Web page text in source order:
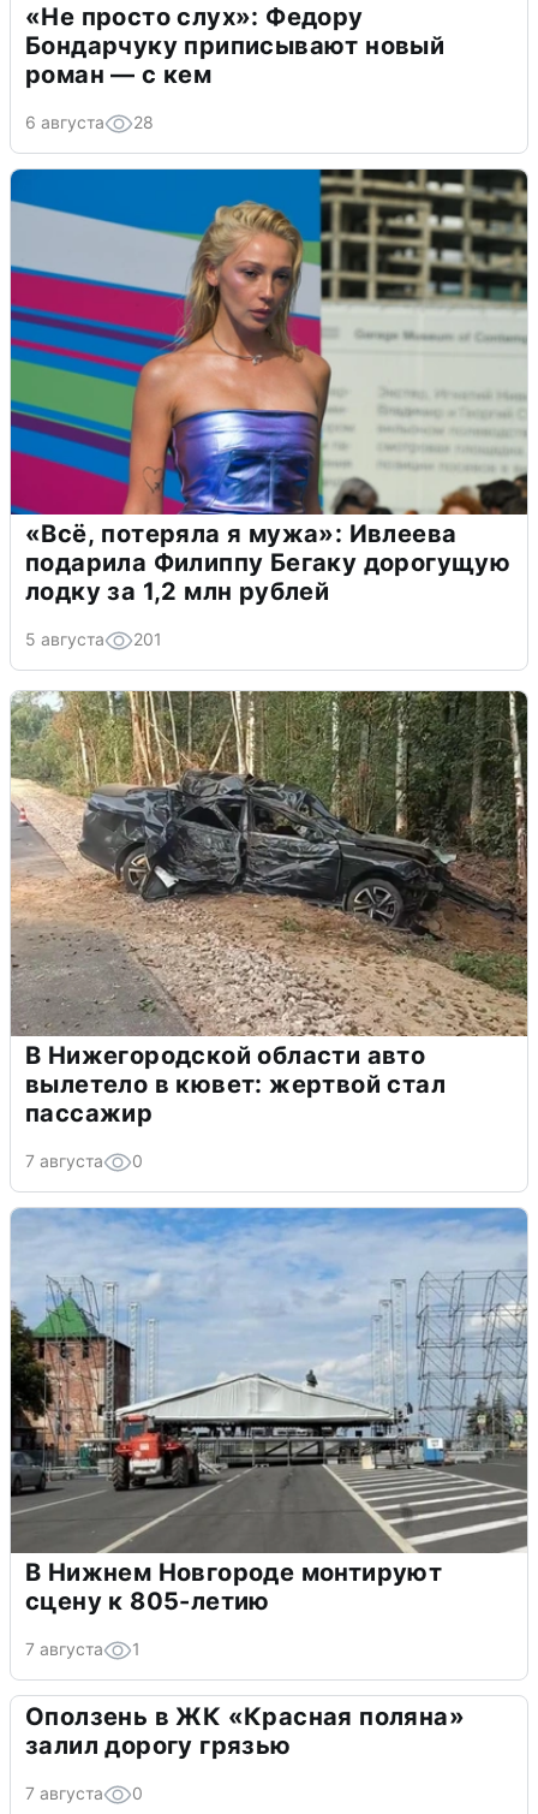
«Не просто слух»: Федору
Бондарчуку приписывают новый
роман — с кем
6 августа 28
«Всё, потеряла я мужа»: Ивлеева
подарила Филиппу Бегаку дорогущую
лодку за 1,2 млн рублей
5 августа 201
В Нижегородской области авто
вылетело в кювет: жертвой стал
пассажир
7 августа 0
В Нижнем Новгороде монтируют
сцену к 805-летию
7 августа 1
Оползень в ЖК «Красная поляна»
залил дорогу грязью
7 августа 0